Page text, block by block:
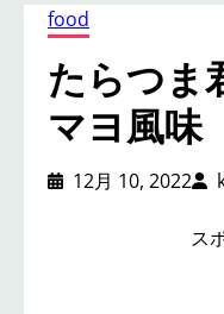
food
たらつ
マヨ風味
12月 10, 2022
ス